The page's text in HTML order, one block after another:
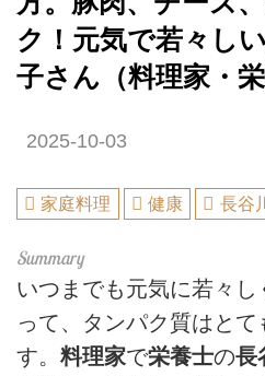
ク！元気で若々し
子さん（料理家・栄
2025-10-03
家庭料理 健康 長谷
いつまでも元気に若々し
って、タンパク質はと
す。 料理家で栄養士の長